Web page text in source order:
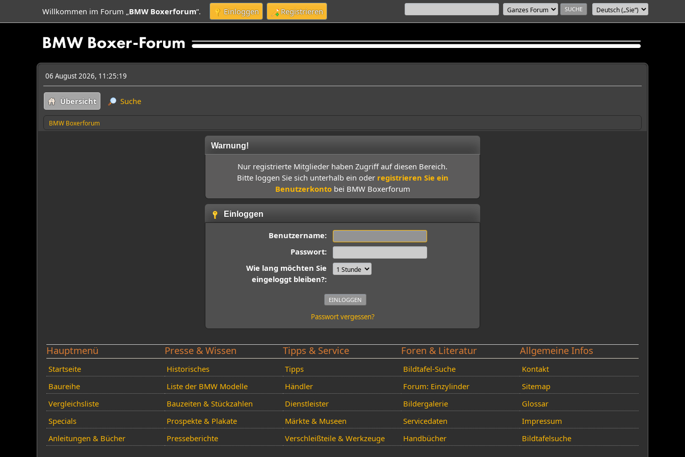
Willkommen im Forum „BMW Boxerforum“. Einloggen Registrieren
06 August 2026, 11:25:19
Übersicht Suche
BMW Boxerforum
Warnung!
Nur registrierte Mitglieder haben Zugriff auf diesen Bereich.
Bitte loggen Sie sich unterhalb ein oder registrieren Sie ein
Benutzerkontobei BMW Boxerforum
Einloggen
Benutzername:
Passwort:
Wie lang möchten Sie
eingeloggt bleiben?:
Passwort vergessen?
Hauptmenü
Startseite
Baureihe
Vergleichsliste
Specials
Anleitungen & Bücher
Presse & Wissen
Historisches
Liste der BMW Modelle
Bauzeiten & Stückzahlen
Prospekte & Plakate
Presseberichte
Tipps & Service
Tipps
Händler
Dienstleister
Märkte & Museen
Verschleißteile & Werkzeuge
Foren & Literatur
Bildtafel-Suche
Forum: Einzylinder
Bildergalerie
Servicedaten
Handbücher
Allgemeine Infos
Kontakt
Sitemap
Glossar
Impressum
Bildtafelsuche